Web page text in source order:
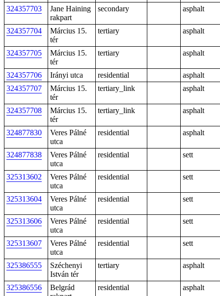
324357703
Jane Haining
rakpart
secondary asphalt
324357704
Március 15.
tér
tertiary asphalt
324357705
Március 15.
tér
tertiary asphalt
324357706 Irányi utca residential
asphalt
324357707
Március 15.
tér
tertiary_link asphalt
324357708
Március 15.
tér
tertiary_link asphalt
324877830
Veres Pálné
utca
residential asphalt
324877838
Veres Pálné
utca
residential sett
325313602
Veres Pálné
utca
residential sett
325313604
Veres Pálné
utca
residential sett
325313606
Veres Pálné
utca
residential sett
325313607
Veres Pálné
utca
residential sett
325386555
Széchenyi
István tér
tertiary asphalt
325386556
Belgrád
residential asphalt